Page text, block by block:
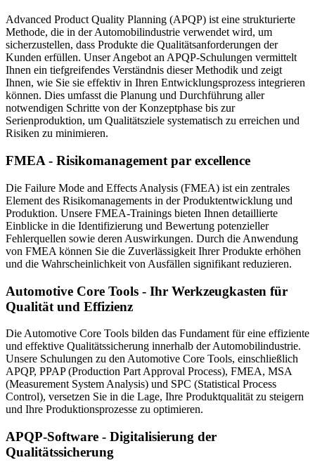
Advanced Product Quality Planning (APQP) ist eine strukturierte
Methode, die in der Automobilindustrie verwendet wird, um
sicherzustellen, dass Produkte die Qualitätsanforderungen der
Kunden erfüllen. Unser Angebot an APQP-Schulungen vermittelt
Ihnen ein tiefgreifendes Verständnis dieser Methodik und zeigt
Ihnen, wie Sie sie effektiv in Ihren Entwicklungsprozess integrieren
können. Dies umfasst die Planung und Durchführung aller
notwendigen Schritte von der Konzeptphase bis zur
Serienproduktion, um Qualitätsziele systematisch zu erreichen und
Risiken zu minimieren.
FMEA - Risikomanagement par excellence
Die Failure Mode and Effects Analysis (FMEA) ist ein zentrales
Element des Risikomanagements in der Produktentwicklung und
Produktion. Unsere FMEA-Trainings bieten Ihnen detaillierte
Einblicke in die Identifizierung und Bewertung potenzieller
Fehlerquellen sowie deren Auswirkungen. Durch die Anwendung
von FMEA können Sie die Zuverlässigkeit Ihrer Produkte erhöhen
und die Wahrscheinlichkeit von Ausfällen signifikant reduzieren.
Automotive Core Tools - Ihr Werkzeugkasten für
Qualität und Effizienz
Die Automotive Core Tools bilden das Fundament für eine effiziente
und effektive Qualitätssicherung innerhalb der Automobilindustrie.
Unsere Schulungen zu den Automotive Core Tools, einschließlich
APQP, PPAP (Production Part Approval Process), FMEA, MSA
(Measurement System Analysis) und SPC (Statistical Process
Control), versetzen Sie in die Lage, Ihre Produktqualität zu steigern
und Ihre Produktionsprozesse zu optimieren.
APQP-Software - Digitalisierung der
Qualitätssicherung